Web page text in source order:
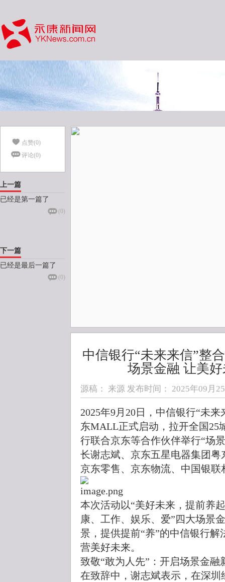
点赞(0)
评论(0)
上一篇
已经是第一篇了
(0)
下一篇
已经是最后一篇了
(0)
中信银行“未来来信”整
场景金融 让美
源稿： 来源 发布时间： 2025年09月
2025年9月20日，中信银行“未
东MALL正式启动，拉开全国25
行联合京东等合作伙伴举行“场
长谢志斌、京东五星电器集团
京东零售、京东物流、中国银
本次活动以“美好未来，提前养
康、工作、娱乐、爱”四大场景
景，提供提前“养”的中信银行
营美好未来。
致敬“敢为人先”：开启场景金融
在致辞中，谢志斌表示，在深